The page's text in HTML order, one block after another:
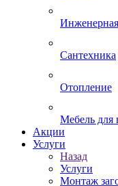
Сантехника
Отопление
Мебель для
Акции
Услуги
Назад
Услуги
Монтаж